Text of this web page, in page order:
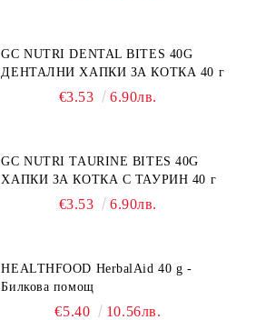
GC NUTRI DENTAL BITES 40G
ДЕНТАЛНИ ХАПКИ ЗА КОТКА 40 г
€3.53 6.90лв.
GC NUTRI TAURINE BITES 40G
ХАПКИ ЗА КОТКА С ТАУРИН 40 г
€3.53 6.90лв.
HEALTHFOOD HerbalAid 40 g -
Билкова помощ
€5.40 10.56лв.